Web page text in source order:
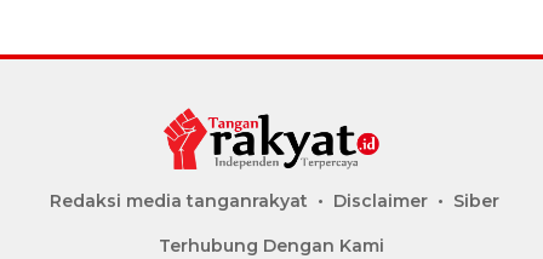
Redaksi media tanganrakyat Disclaimer Siber
Terhubung Dengan Kami